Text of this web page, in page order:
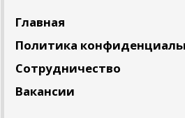
Главная
Политика
Сотрудничество
Вакансии